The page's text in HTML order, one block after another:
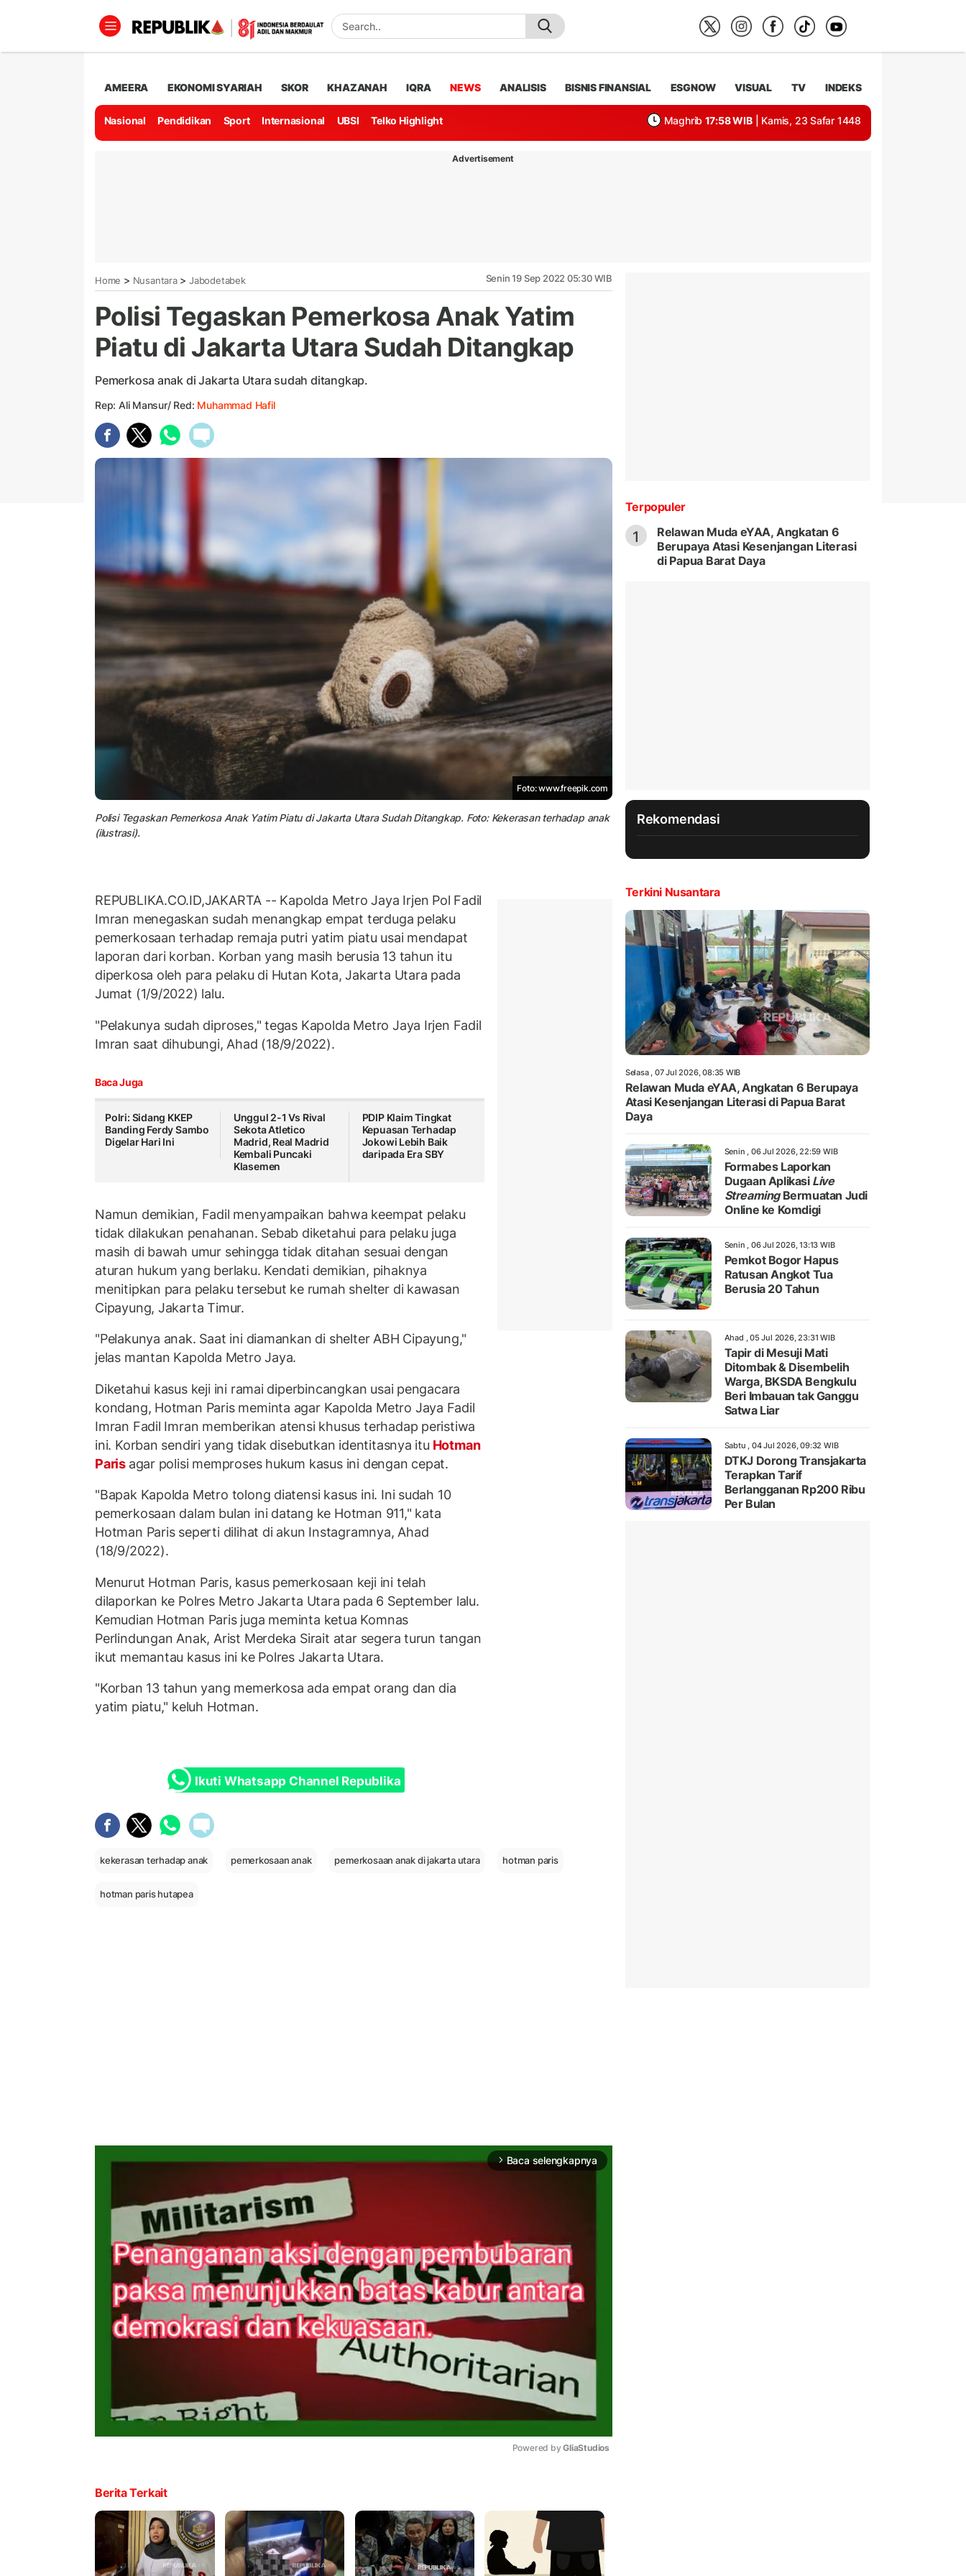
AMEERA EKONOMI SYARIAH SKOR KHAZANAH IQRA NEWS ANALISIS BISNIS FINANSIAL ESGNOW VISUAL TV INDEKS
Nasional Pendidikan Sport Internasional UBSI Telko Highlight Maghrib 17:58 WIB | Kamis, 23 Safar 1448
Advertisement
Home > Nusantara> Jabodetabek Senin 19 Sep 2022 05:30 WIB
Polisi Tegaskan Pemerkosa Anak Yatim
Piatu di Jakarta Utara Sudah Ditangkap
Pemerkosa anak di Jakarta Utara sudah ditangkap.
Rep: Ali Mansur/ Red: Muhammad Hafil
Foto: www.freepik.com
Polisi Tegaskan Pemerkosa Anak Yatim Piatu di Jakarta Utara Sudah Ditangkap. Foto: Kekerasan terhadap anak
(ilustrasi).
REPUBLIKA.CO.ID,JAKARTA -- Kapolda Metro Jaya Irjen Pol Fadil
Imran menegaskan sudah menangkap empat terduga pelaku
pemerkosaan terhadap remaja putri yatim piatu usai mendapat
laporan dari korban. Korban yang masih berusia 13 tahun itu
diperkosa oleh para pelaku di Hutan Kota, Jakarta Utara pada
Jumat (1/9/2022) lalu.
"Pelakunya sudah diproses," tegas Kapolda Metro Jaya Irjen Fadil
Imran saat dihubungi, Ahad (18/9/2022).
Baca Juga
Polri: Sidang KKEP
Banding Ferdy Sambo
Digelar Hari Ini
Unggul 2-1 Vs Rival
Sekota Atletico
Madrid, Real Madrid
Kembali Puncaki
Klasemen
PDIP Klaim Tingkat
Kepuasan Terhadap
Jokowi Lebih Baik
daripada Era SBY
Namun demikian, Fadil menyampaikan bahwa keempat pelaku
tidak dilakukan penahanan. Sebab diketahui para pelaku juga
masih di bawah umur sehingga tidak ditahan sesuai dengan
aturan hukum yang berlaku. Kendati demikian, pihaknya
menitipkan para pelaku tersebut ke rumah shelter di kawasan
Cipayung, Jakarta Timur.
"Pelakunya anak. Saat ini diamankan di shelter ABH Cipayung,"
jelas mantan Kapolda Metro Jaya.
Diketahui kasus keji ini ramai diperbincangkan usai pengacara
kondang, Hotman Paris meminta agar Kapolda Metro Jaya Fadil
Imran Fadil Imran memberikan atensi khusus terhadap peristiwa
ini. Korban sendiri yang tidak disebutkan identitasnya itu Hotman
Paris agar polisi memproses hukum kasus ini dengan cepat.
"Bapak Kapolda Metro tolong diatensi kasus ini. Ini sudah 10
pemerkosaan dalam bulan ini datang ke Hotman 911," kata
Hotman Paris seperti dilihat di akun Instagramnya, Ahad
(18/9/2022).
Menurut Hotman Paris, kasus pemerkosaan keji ini telah
dilaporkan ke Polres Metro Jakarta Utara pada 6 September lalu.
Kemudian Hotman Paris juga meminta ketua Komnas
Perlindungan Anak, Arist Merdeka Sirait atar segera turun tangan
ikut memantau kasus ini ke Polres Jakarta Utara.
"Korban 13 tahun yang memerkosa ada empat orang dan dia
yatim piatu," keluh Hotman.
Ikuti Whatsapp Channel Republika
kekerasan terhadap anak pemerkosaan anak pemerkosaan anak di jakarta utara hotman paris
hotman paris hutapea
arrow_forward_ios Baca selengkapnya
Powered by GliaStudios
Berita Terkait
Terpopuler
1
Relawan Muda eYAA, Angkatan 6
Berupaya Atasi Kesenjangan Literasi
di Papua Barat Daya
Rekomendasi
Terkini Nusantara
Selasa , 07 Jul 2026, 08:35 WIB
Relawan Muda eYAA, Angkatan 6 Berupaya
Atasi Kesenjangan Literasi di Papua Barat
Daya
Senin , 06 Jul 2026, 22:59 WIB
Formabes Laporkan
Dugaan Aplikasi Live
StreamingBermuatan Judi
Online ke Komdigi
Senin , 06 Jul 2026, 13:13 WIB
Pemkot Bogor Hapus
Ratusan Angkot Tua
Berusia 20 Tahun
Ahad , 05 Jul 2026, 23:31 WIB
Tapir di Mesuji Mati
Ditombak & Disembelih
Warga, BKSDA Bengkulu
Beri Imbauan tak Ganggu
Satwa Liar
Sabtu , 04 Jul 2026, 09:32 WIB
DTKJ Dorong Transjakarta
Terapkan Tarif
Berlangganan Rp200 Ribu
Per Bulan